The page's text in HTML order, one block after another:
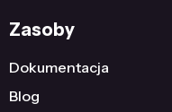
Zasoby
Dokumentacja
Blog